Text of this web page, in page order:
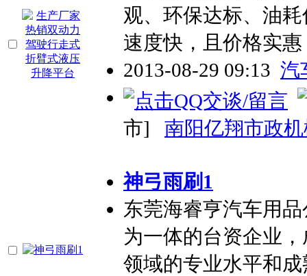
观、环保达标、油
速度快，且价格实
2013-08-29 09:13 汽
市] 南阳亿翔市政
神弓雨刷1
东莞海睿亨汽车用
为一体的台资企业
领域的专业水平和